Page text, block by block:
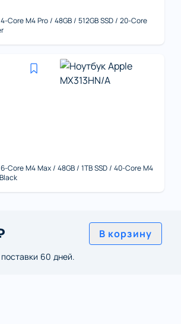
Core M4 Pro / 48GB / 512GB SSD / 20-Core
Core M4 Max / 48GB / 1TB SSD / 40-Core M4
В корзину
60 дней.